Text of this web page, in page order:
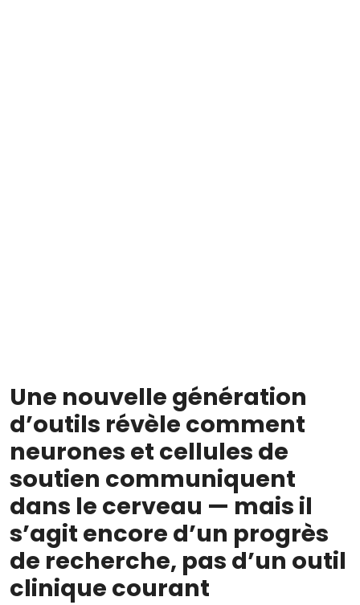
Une nouvelle génération
d’outils révèle comment
neurones et cellules de
soutien communiquent
dans le cerveau — mais il
s’agit encore d’un progrès
de recherche, pas d’un outil
clinique courant